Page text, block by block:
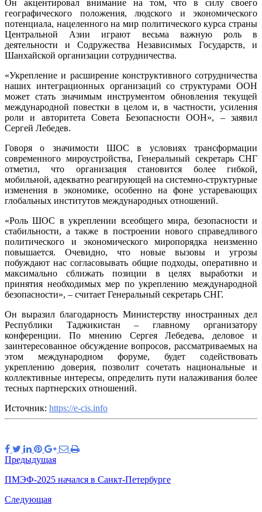
Он акцентировал внимание на том, что в силу своего
географического положения, людского и экономического
потенциала, нацеленного на мир политического курса страны
Центральной Азии играют весьма важную роль в
деятельности и Содружества Независимых Государств, и
Шанхайской организации сотрудничества.
«Укрепление и расширение конструктивного сотрудничества
наших интеграционных организаций со структурами ООН
может стать значимым инструментом обновления текущей
международной повестки в целом и, в частности, усиления
роли и авторитета Совета Безопасности ООН», – заявил
Сергей Лебедев.
Говоря о значимости ШОС в условиях трансформации
современного мироустройства, Генеральный секретарь СНГ
отметил, что организация становится более гибкой,
мобильной, адекватно реагирующей на системно-структурные
изменения в экономике, особенно на фоне устаревающих
глобальных институтов международных отношений.
«Роль ШОС в укреплении всеобщего мира, безопасности и
стабильности, а также в построении нового справедливого
политического и экономического миропорядка неизменно
повышается. Очевидно, что новые вызовы и угрозы
побуждают нас согласовывать общие подходы, оперативно и
максимально сближать позиции в целях выработки и
принятия необходимых мер по укреплению международной
безопасности», – считает Генеральный секретарь СНГ.
Он выразил благодарность Министерству иностранных дел
Республики Таджикистан – главному организатору
конференции. По мнению Сергея Лебедева, деловое и
заинтересованное обсуждение вопросов, рассматриваемых на
этом международном форуме, будет содействовать
укреплению доверия, позволит сочетать национальные и
коллективные интересы, определить пути налаживания более
тесных партнерских отношений.
Источник: https://e-cis.info
Предыдущая
ПМЭФ-2025 начался в Санкт-Петербурге
Следующая